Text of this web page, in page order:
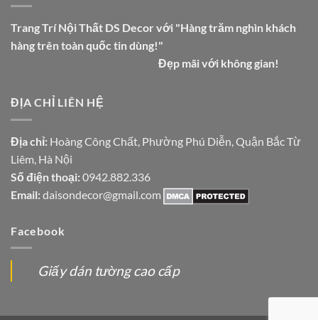
Trang Trí Nội Thất DS Decor với "Hàng trăm nghìn khách
hàng trên toàn quốc tin dùng!"
Đẹp mãi với không gian!
ĐỊA CHỈ LIÊN HỆ
Địa chỉ: Hoàng Công Chất, Phường Phú Diễn, Quận Bắc Từ
Liêm, Hà Nội
Số điện thoại: 0942.882.336
Email: daisondecor@gmail.com
Facebook
Giấy dán tường cao cấp